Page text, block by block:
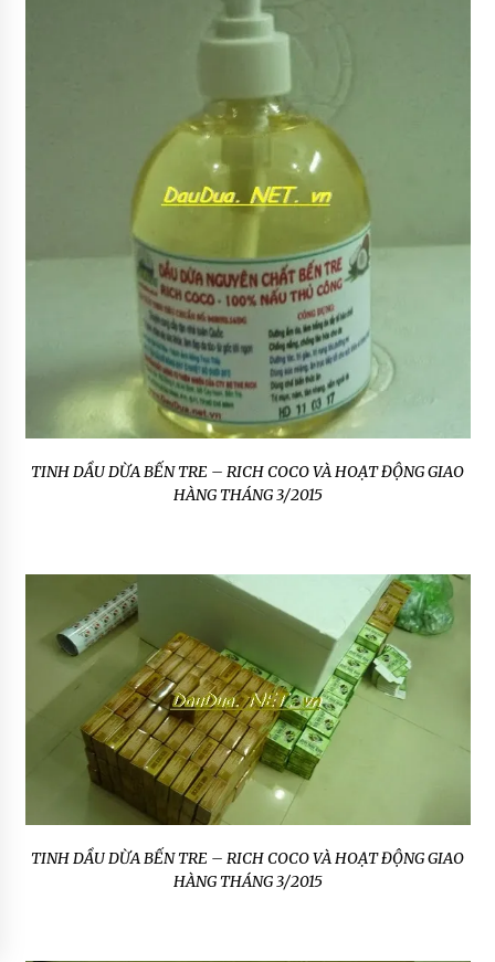
TINH DẦU DỪA BẾN TRE – RICH COCO VÀ HOẠT ĐỘNG GIAO
HÀNG THÁNG 3/2015
TINH DẦU DỪA BẾN TRE – RICH COCO VÀ HOẠT ĐỘNG GIAO
HÀNG THÁNG 3/2015